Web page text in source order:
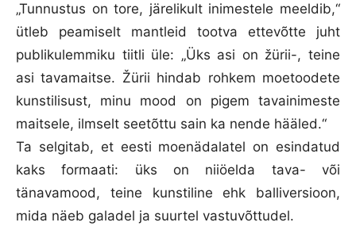
„Tunnustus on tore, järelikult inimestele meeldib,“
ütleb peamiselt mantleid tootva ettevõtte juht
publikulemmiku tiitli üle: „Üks asi on žürii-, teine
asi tavamaitse. Žürii hindab rohkem moetoodete
kunstilisust, minu mood on pigem tavainimeste
maitsele, ilmselt seetõttu sain ka nende hääled.“
Ta selgitab, et eesti moenädalatel on esindatud
kaks formaati: üks on niiöelda tava- või
tänavamood, teine kunstiline ehk balliversioon,
mida näeb galadel ja suurtel vastuvõttudel.